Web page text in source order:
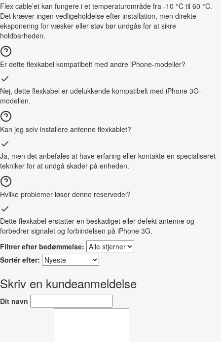
Flex cable’et kan fungere i et temperaturområde fra -10 °C til 60 °C.
Det kræver ingen vedligeholdelse efter installation, men direkte
eksponering for væsker eller støv bør undgås for at sikre
holdbarheden.
Er dette flexkabel kompatibelt med andre iPhone-modeller?
Nej, dette flexkabel er udelukkende kompatibelt med iPhone 3G-
modellen.
Kan jeg selv installere antenne flexkablet?
Ja, men det anbefales at have erfaring eller kontakte en specialiseret
tekniker for at undgå skader på enheden.
Hvilke problemer løser denne reservedel?
Dette flexkabel erstatter en beskadiget eller defekt antenne og
forbedrer signalet og forbindelsen på iPhone 3G.
Filtrer efter bedømmelse:
Sortér efter:
Skriv en kundeanmeldelse
Dit navn